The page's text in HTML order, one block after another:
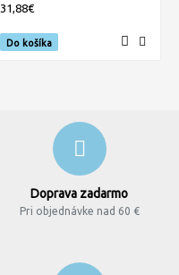
31,88€
Do košíka
Doprava zadarmo
Pri objednávke nad 60 €